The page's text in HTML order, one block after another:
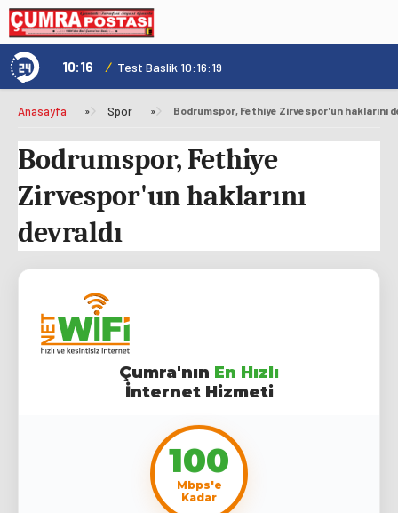
10:16 / Test Baslik 10:16:19
Anasayfa » Spor » Bodrumspor, Fethiye Zirvespor'un haklarını
Bodrumspor, Fethiye
Zirvespor'un haklarını
devraldı
Çumra'nın En Hızlı
İnternet Hizmeti
100
Mbps'e
Kadar